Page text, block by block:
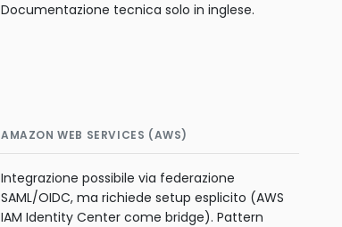
Documentazione tecnica solo in inglese.
AMAZON WEB SERVICES (AWS)
Integrazione possibile via federazione
SAML/OIDC, ma richiede setup esplicito (AWS
IAM Identity Center come bridge). Pattern